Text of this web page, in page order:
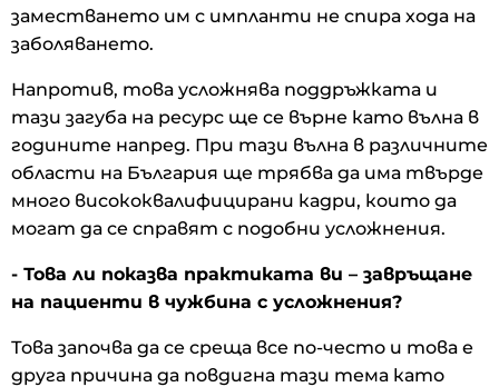
заместването им с импланти не спира хода на
заболяването.
Напротив, това усложнява поддръжката и
тази загуба на ресурс ще се върне като вълна в
годините напред. При тази вълна в различните
области на България ще трябва да има твърде
много висококвалифицирани кадри, които да
могат да се справят с подобни усложнения.
- Това ли показва практиката ви – завръщане
на пациенти в чужбина с усложнения?
Това започва да се среща все по-често и това е
друга причина да повдигна тази тема като